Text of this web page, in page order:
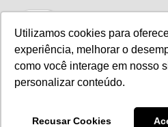
Utilizamos cookies para
experiência, melhorar o
como você interage em nosso
personalizar conteúdo.
Recusar Cookies